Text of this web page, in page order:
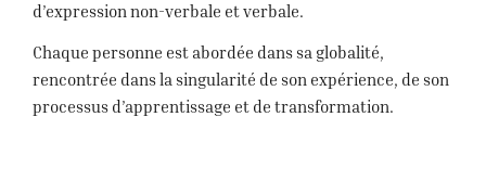
d’expression non-verbale et verbale.
Chaque personne est abordée dans sa globalité,
rencontrée dans la singularité de son expérience, de son
processus d’apprentissage et de transformation.